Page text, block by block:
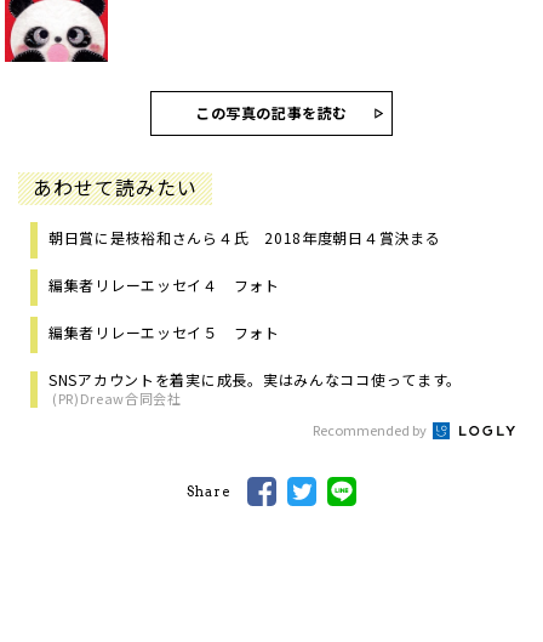
この写真の記事を読む
あわせて読みたい
朝日賞に是枝裕和さんら４氏 2018年度朝日４賞決まる
編集者リレーエッセイ４ フォト
編集者リレーエッセイ５ フォト
SNSアカウントを着実に成長。実はみんなココ使ってます。
(PR)Dreaw合同会社
Recommended by
Share